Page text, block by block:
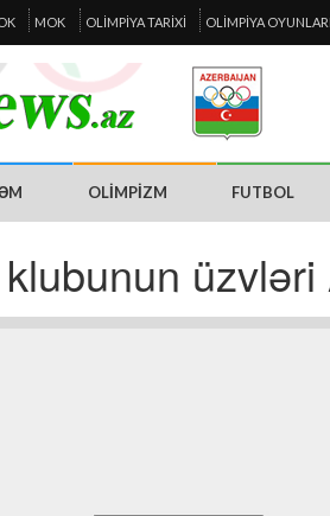
MOK OLIMPIYA TARIXI OLIMPIYA OYUNLARI
OLIMPIZM FUTBOL